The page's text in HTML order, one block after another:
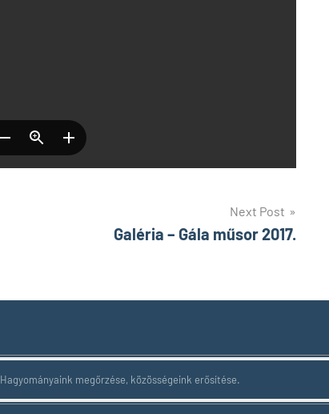
Next Post
Galéria – Gála műsor 2017.
Hagyományaink megőrzése, közösségeink erősítése.